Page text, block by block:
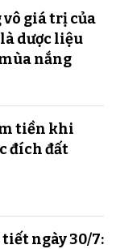
vô giá trị của
dược liệu
nắng
tiền khi
đích đất
ngày 30/7: